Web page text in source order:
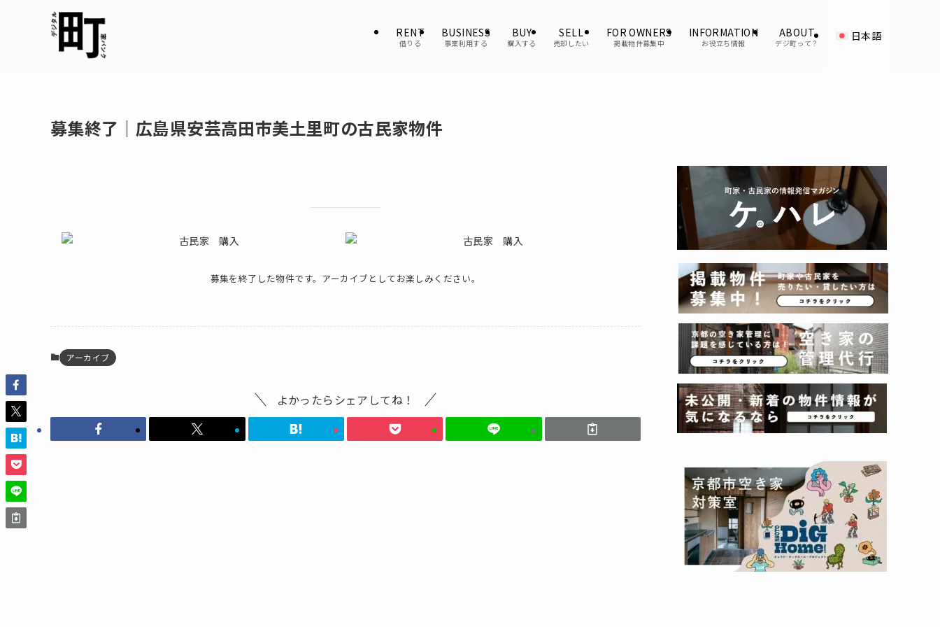
RENT
借りる
BUSINESS
事業利用する
BUY
購入する
SELL
売却したい
FOR OWNERS
掲載物件募集中
INFORMATION
お役立ち情報
ABOUT
デジ町って？
日本語
募集終了｜広島県安芸高田市美土里町の古民家物件
募集を終了した物件です。アーカイブとしてお楽しみください。
アーカイブ
よかったらシェアしてね！